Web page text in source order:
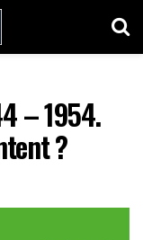
– 1954.
?